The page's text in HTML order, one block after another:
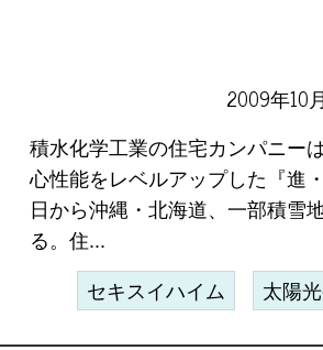
2009年10
積水化学工業の住宅カンパニー
心性能をレベルアップした『進
日から沖縄・北海道、一部積雪
る。住...
セキスイハイム 太陽